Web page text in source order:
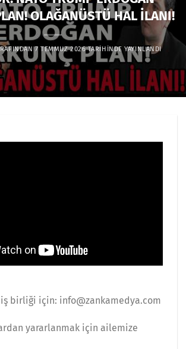
OLAĞANÜSTÜ HAL İLANI!
7 TEMMUZ 2026TARIHINDE YAYINLANDI
birliği için: info@zankamedya.com
yararlanmak için ailemize